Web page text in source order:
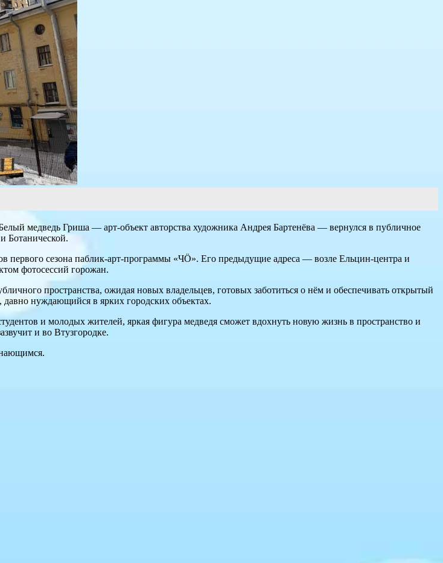
медведь Гриша — арт-объект авторства художника Андрея Бартенёва — вернулся в публичное
Ботанической.
первого сезона паблик-арт-программы «ЧÖ». Его предыдущие адреса — возле Ельцин-центра и
фотосессий горожан.
пространства, ожидая новых владельцев, готовых заботиться о нём и обеспечивать открытый
нуждающийся в ярких городских объектах.
и молодых жителей, яркая фигура медведя сможет вдохнуть новую жизнь в пространство и
и во Втузгородке.